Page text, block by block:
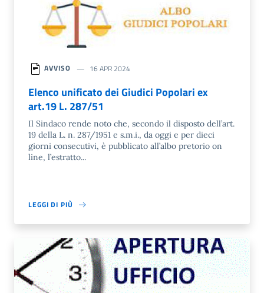
AVVISO 16 APR 2024
Elenco unificato dei Giudici Popolari ex
art.19 L. 287/51
Il Sindaco rende noto che, secondo il disposto dell’art.
19 della L. n. 287/1951 e s.m.i., da oggi e per dieci
giorni consecutivi, è pubblicato all’albo pretorio on
line, l’estratto...
LEGGI DI PIÙ